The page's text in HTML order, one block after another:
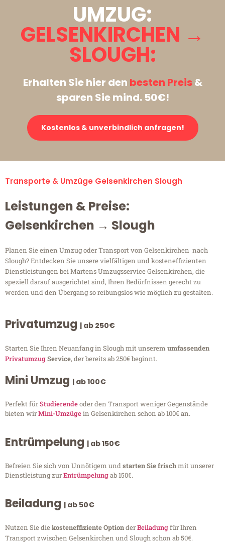
UMZUG:
GELSENKIRCHEN →
SLOUGH:
Erhalten Sie hier den besten Preis&
sparen Sie mind. 50€!
Kostenlos & unverbindlich anfragen!
Transporte & Umzüge Gelsenkirchen Slough
Leistungen & Preise:
Gelsenkirchen → Slough
Planen Sie einen Umzug oder Transport von Gelsenkirchen nach
Slough? Entdecken Sie unsere vielfältigen und kosteneffizienten
Dienstleistungen bei Martens Umzugsservice Gelsenkirchen, die
speziell darauf ausgerichtet sind, Ihren Bedürfnissen gerecht zu
werden und den Übergang so reibungslos wie möglich zu gestalten.
Privatumzug | ab 250€
Starten Sie Ihren Neuanfang in Slough mit unserem umfassenden
PrivatumzugService, der bereits ab 250€ beginnt.
Mini Umzug | ab 100€
Perfekt fürStudierendeoder den Transport weniger Gegenstände
bieten wirMini-Umzügein Gelsenkirchen schon ab 100€ an.
Entrümpelung | ab 150€
Befreien Sie sich von Unnötigem undstarten Sie frischmit unserer
Dienstleistung zurEntrümpelungab 150€.
Beiladung | ab 50€
Nutzen Sie diekosteneffiziente OptionderBeiladungfür Ihren
Transport zwischen Gelsenkirchen und Slough schon ab 50€.